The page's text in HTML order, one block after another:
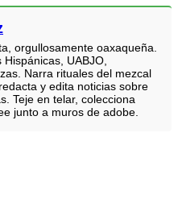
orgullosamente oaxaqueña.
UABJO,
Narra rituales del mezcal
y edita noticias sobre
Teje en telar, colecciona
junto a muros de adobe.